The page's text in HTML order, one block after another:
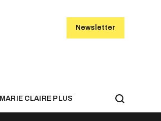
Newsletter
MARIE CLAIRE PLUS